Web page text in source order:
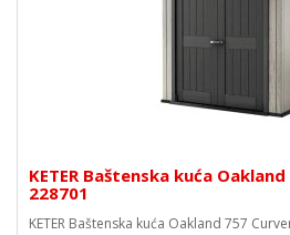
KETER Baštenska kuća
228701
KETER Baštenska kuća Oakland 757